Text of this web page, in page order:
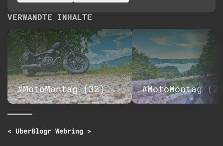
VERWANDTE INHALTE
#MotoMontag (32) #MotoMontag
< UberBlogr Webring >